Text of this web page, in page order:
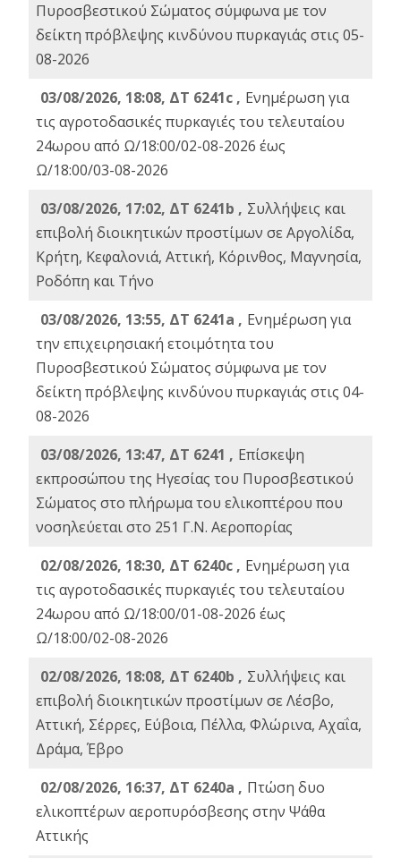
Πυροσβεστικού Σώματος σύμφωνα με τον
δείκτη πρόβλεψης κινδύνου πυρκαγιάς στις 05-
08-2026
03/08/2026, 18:08, ΔΤ 6241c , Ενημέρωση για
τις αγροτοδασικές πυρκαγιές του τελευταίου
24ωρου από Ω/18:00/02-08-2026 έως
Ω/18:00/03-08-2026
03/08/2026, 17:02, ΔΤ 6241b , Συλλήψεις και
επιβολή διοικητικών προστίμων σε Αργολίδα,
Κρήτη, Κεφαλονιά, Αττική, Κόρινθος, Μαγνησία,
Ροδόπη και Τήνο
03/08/2026, 13:55, ΔΤ 6241a , Ενημέρωση για
την επιχειρησιακή ετοιμότητα του
Πυροσβεστικού Σώματος σύμφωνα με τον
δείκτη πρόβλεψης κινδύνου πυρκαγιάς στις 04-
08-2026
03/08/2026, 13:47, ΔΤ 6241 , Επίσκεψη
εκπροσώπου της Ηγεσίας του Πυροσβεστικού
Σώματος στο πλήρωμα του ελικοπτέρου που
νοσηλεύεται στο 251 Γ.Ν. Αεροπορίας
02/08/2026, 18:30, ΔΤ 6240c , Ενημέρωση για
τις αγροτοδασικές πυρκαγιές του τελευταίου
24ωρου από Ω/18:00/01-08-2026 έως
Ω/18:00/02-08-2026
02/08/2026, 18:08, ΔΤ 6240b , Συλλήψεις και
επιβολή διοικητικών προστίμων σε Λέσβο,
Αττική, Σέρρες, Εύβοια, Πέλλα, Φλώρινα, Αχαΐα,
Δράμα, Έβρο
02/08/2026, 16:37, ΔΤ 6240a , Πτώση δυο
ελικοπτέρων αεροπυρόσβεσης στην Ψάθα
Αττικής